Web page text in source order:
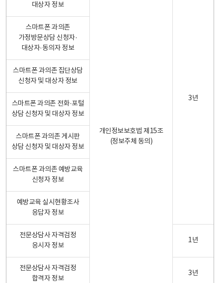
개인정보보호법 제15조
(정보주체 동의)
대상자 정보
3년
스마트폰 과의존
가정방문상담 신청자·
대상자·동의자 정보
스마트폰 과의존 집단상담
신청자 및 대상자 정보
스마트폰 과의존 전화·포털
상담 신청자 및 대상자 정보
스마트폰 과의존 게시판
상담 신청자 및 대상자 정보
스마트폰 과의존 예방교육
신청자 정보
예방교육 실시현황조사
응답자 정보
전문상담사 자격검정
응시자 정보
1년
전문상담사 자격검정
합격자 정보
3년